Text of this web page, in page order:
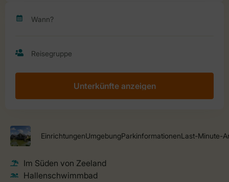
Unterkünfte anzeigen